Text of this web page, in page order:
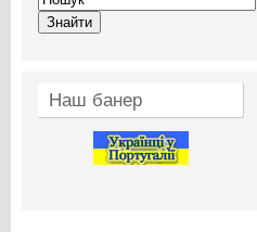
Наш банер